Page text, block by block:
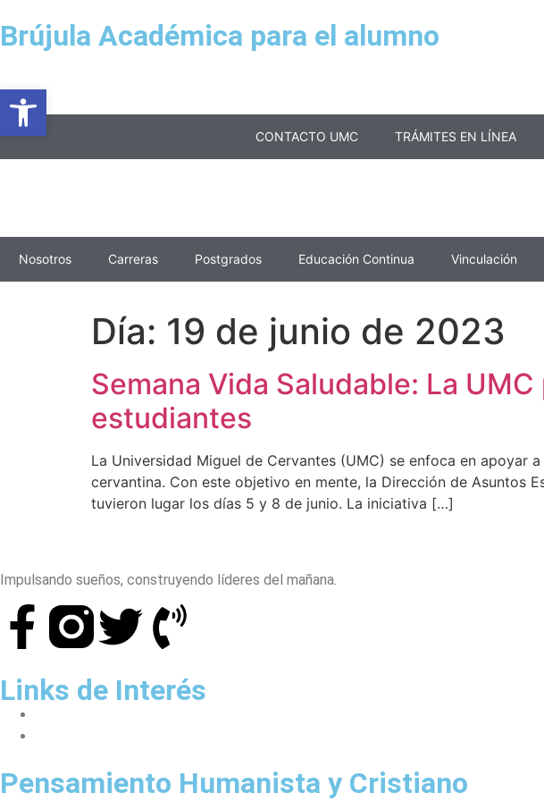
Brújula Académica para el alumno
CONTACTO UMC TRÁMITES EN LÍNEA
Nosotros Carreras Postgrados Educación Continua Vinculación
Día: 19 de junio de 2023
Semana Vida Saludable: La
estudiantes
La Universidad Miguel de Cervantes (UMC) se enfoca en
cervantina. Con este objetivo en mente, la Dirección de Asuntos
tuvieron lugar los días 5 y 8 de junio. La iniciativa […]
Impulsando sueños, construyendo líderes del mañana.
Links de Interés
Pensamiento Humanista y Cristiano
Abrir barra de herramientas